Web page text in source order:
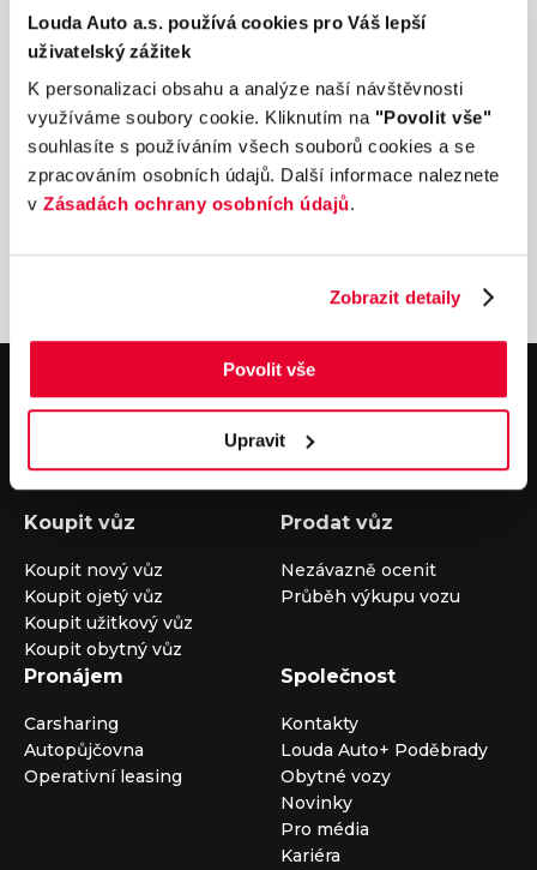
Louda Auto a.s. používá cookies pro Váš lepší
uživatelský zážitek
K personalizaci obsahu a analýze naší návštěvnosti
využíváme soubory cookie. Kliknutím na "Povolit vše"
souhlasíte s používáním všech souborů cookies a se
zpracováním osobních údajů. Další informace naleznete
v Zásadách ochrany osobních údajů.
Zobrazit detaily
Povolit vše
Upravit
Nájezd
182 546 km
Výkon
Palivo
Benzín
Převodovka
Manuální
333 990 Kčs DPH
Přidat k porovnání
V případě dotazů volejte číslo nonstop infolinky
+420 325 400 400
Koupit vůz
Koupit nový vůz
Koupit ojetý vůz
Koupit užitkový vůz
Koupit obytný vůz
Prodat vůz
Nezávazně ocenit
Průběh výkupu vozu
Pronájem
Carsharing
Autopůjčovna
Operativní leasing
Společnost
Kontakty
Louda Auto+ Poděbrady
Obytné vozy
Novinky
Pro média
Kariéra